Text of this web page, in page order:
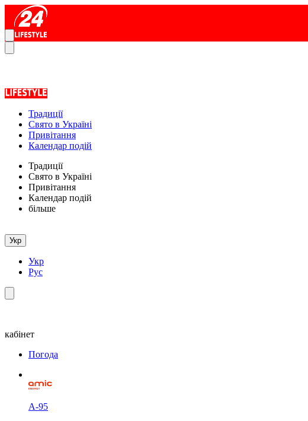
Традиції
Свято в Україні
Привітання
Календар подій
Традиції
Свято в Україні
Привітання
Календар подій
більше
Укр
Укр
Рус
кабінет
Погода
А-95